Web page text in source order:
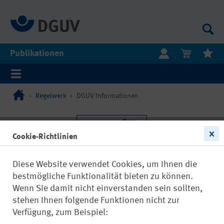
Publikationen
Regelwerk DGUV Informationen
Cookie-Richtlinien
Diese Website verwendet Cookies, um Ihnen die
bestmögliche Funktionalität bieten zu können.
Wenn Sie damit nicht einverstanden sein sollten,
stehen Ihnen folgende Funktionen nicht zur
Verfügung, zum Beispiel: